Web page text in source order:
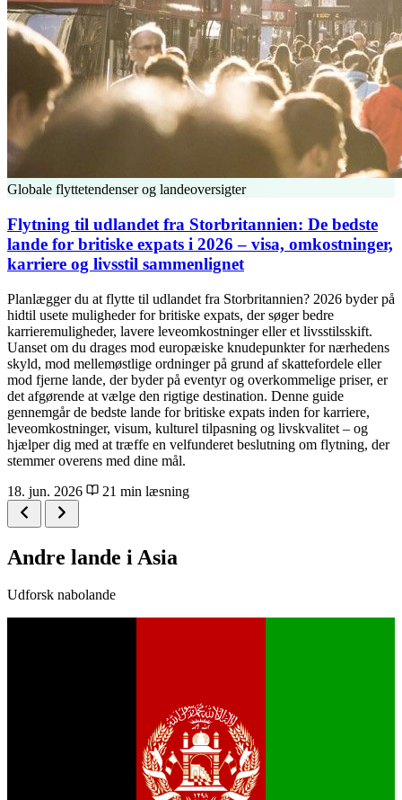
Globale flyttetendenser og landeoversigter
Flytning til udlandet fra Storbritannien: De bedste
lande for britiske expats i 2026 – visa, omkostninger,
karriere og livsstil sammenlignet
Planlægger du at flytte til udlandet fra Storbritannien? 2026 byder på
hidtil usete muligheder for britiske expats, der søger bedre
karrieremuligheder, lavere leveomkostninger eller et livsstilsskift.
Uanset om du drages mod europæiske knudepunkter for nærhedens
skyld, mod mellemøstlige ordninger på grund af skattefordele eller
mod fjerne lande, der byder på eventyr og overkommelige priser, er
det afgørende at vælge den rigtige destination. Denne guide
gennemgår de bedste lande for britiske expats inden for karriere,
leveomkostninger, visum, kulturel tilpasning og livskvalitet – og
hjælper dig med at træffe en velfunderet beslutning om flytning, der
stemmer overens med dine mål.
18. jun. 2026
21 min læsning
Andre lande i Asia
Udforsk nabolande